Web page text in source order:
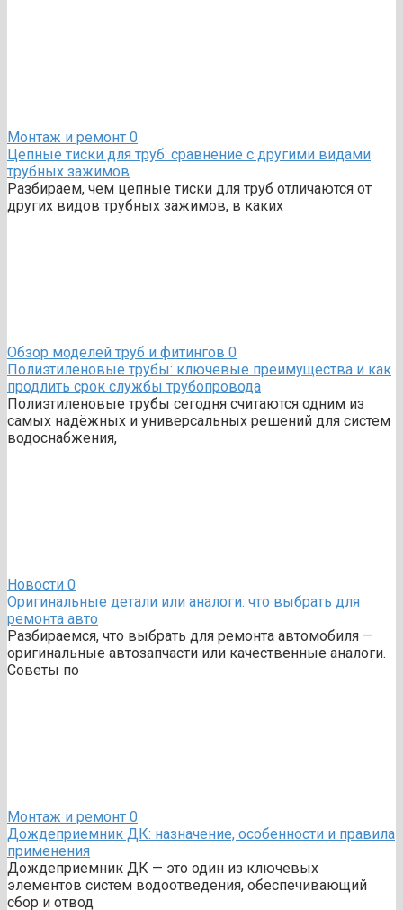
Монтаж и ремонт 0
Цепные тиски для труб: сравнение с другими видами
трубных зажимов
Разбираем, чем цепные тиски для труб отличаются от
других видов трубных зажимов, в каких
Обзор моделей труб и фитингов 0
Полиэтиленовые трубы: ключевые преимущества и как
продлить срок службы трубопровода
Полиэтиленовые трубы сегодня считаются одним из
самых надёжных и универсальных решений для систем
водоснабжения,
Новости 0
Оригинальные детали или аналоги: что выбрать для
ремонта авто
Разбираемся, что выбрать для ремонта автомобиля —
оригинальные автозапчасти или качественные аналоги.
Советы по
Монтаж и ремонт 0
Дождеприемник ДК: назначение, особенности и правила
применения
Дождеприемник ДК — это один из ключевых
элементов систем водоотведения, обеспечивающий
сбор и отвод